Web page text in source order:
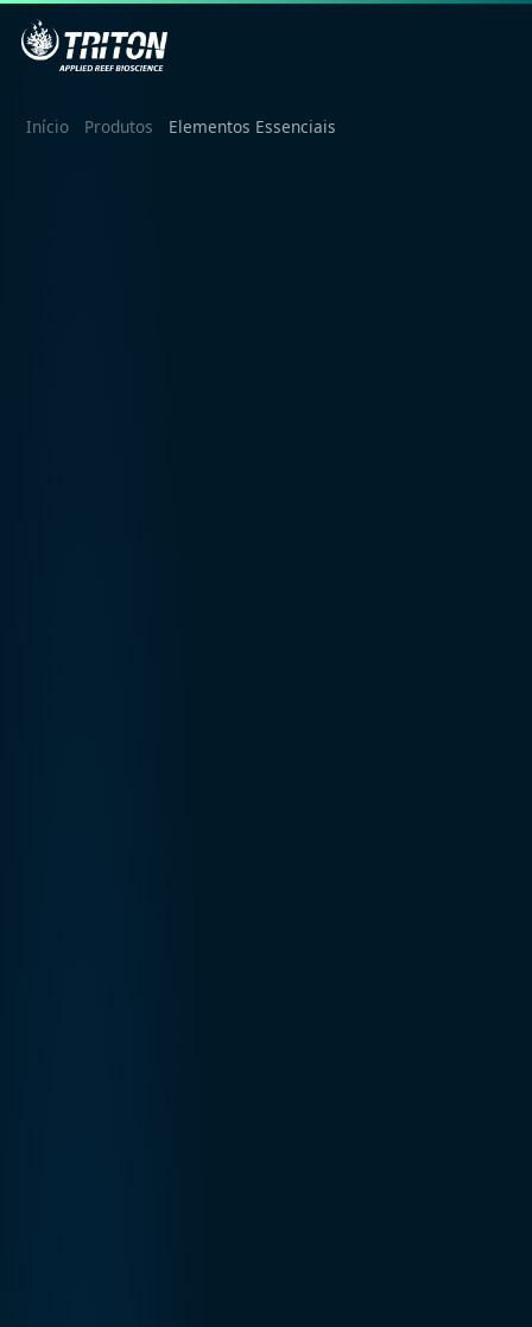
Início Produtos Elementos Essenciais